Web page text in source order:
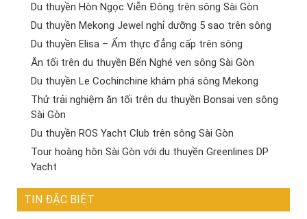
Du thuyền Hòn Ngọc Viễn Đông trên sông Sài Gòn
Du thuyền Mekong Jewel nghỉ dưỡng 5 sao trên sông
Du thuyền Elisa – Ẩm thực đẳng cấp trên sông
Ăn tối trên du thuyền Bến Nghé ven sông Sài Gòn
Du thuyền Le Cochinchine khám phá sông Mekong
Thử trải nghiệm ăn tối trên du thuyền Bonsai ven sông
Sài Gòn
Du thuyền ROS Yacht Club trên sông Sài Gòn
Tour hoàng hôn Sài Gòn với du thuyền Greenlines DP
Yacht
TIN ĐẶC BIỆT